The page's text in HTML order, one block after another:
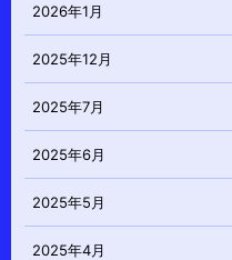
2026年1月
2025年12月
2025年7月
2025年6月
2025年5月
2025年4月